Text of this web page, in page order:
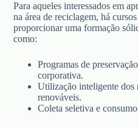
Para aqueles interessados em
na área de reciclagem, há
proporcionar uma formação
como:
Programas de
corporativa.
Utilização inteligente dos
renováveis.
Coleta seletiva e